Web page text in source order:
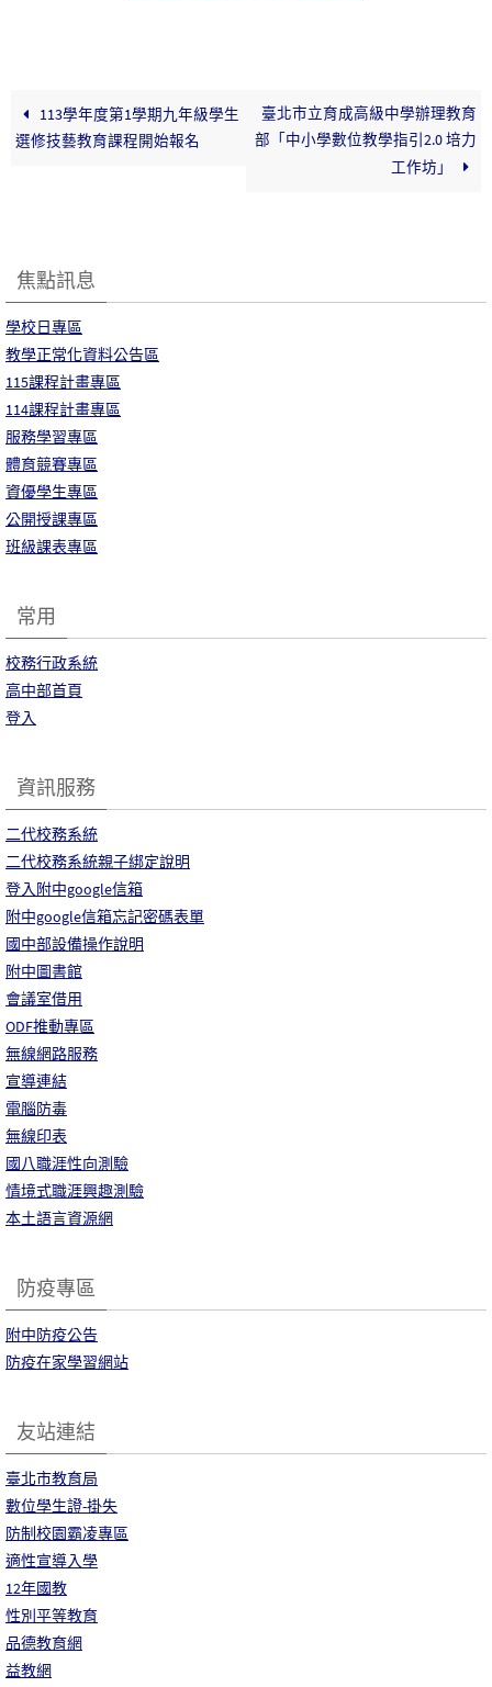
113學年度第1學期九年級學生
選修技藝教育課程開始報名
臺北市立育成高級中學辦理教育
部「中小學數位教學指引2.0 培力
工作坊」
焦點訊息
學校日專區
教學正常化資料公告區
115課程計畫專區
114課程計畫專區
服務學習專區
體育競賽專區
資優學生專區
公開授課專區
班級課表專區
常用
校務行政系統
高中部首頁
登入
資訊服務
二代校務系統
二代校務系統親子綁定說明
登入附中google信箱
附中google信箱忘記密碼表單
國中部設備操作說明
附中圖書館
會議室借用
ODF推動專區
無線網路服務
宣導連結
電腦防毒
無線印表
國八職涯性向測驗
情境式職涯興趣測驗
本土語言資源網
防疫專區
附中防疫公告
防疫在家學習網站
友站連結
臺北市教育局
數位學生證-掛失
防制校園霸凌專區
適性宣導入學
12年國教
性別平等教育
品德教育網
益教網